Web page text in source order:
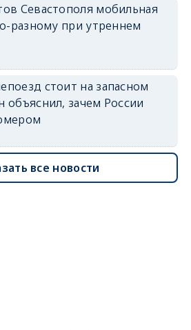
Севастополя мобильная
разному при утреннем
стоит на запасном
объяснил, зачем России
все новости